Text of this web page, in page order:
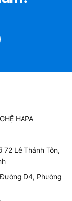
than
các chất hóa học,
lại trong lõi lọc.
AP11T /
HAPA
72 Lê Thánh Tôn,
D4, Phường